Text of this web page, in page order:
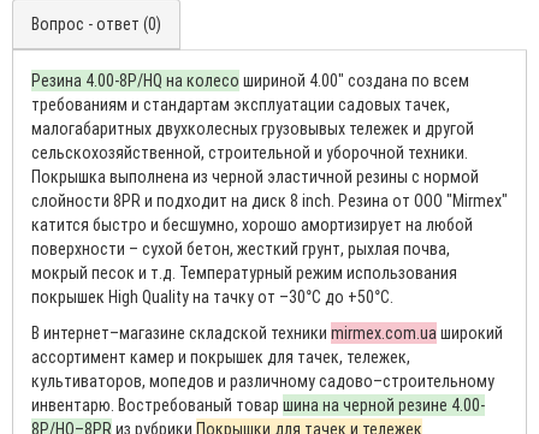
Вопрос - ответ (0)
Резина 4.00-8P/HQ на колесо шириной 4.00″ создана по всем
требованиям и стандартам эксплуатации садовых тачек,
малогабаритных двухколесных грузовывых тележек и другой
сельскохозяйственной, строительной и уборочной техники.
Покрышка выполнена из черной эластичной резины с нормой
слойности 8PR и подходит на диск 8 inch. Резина от ООО "Mirmex"
катится быстро и бесшумно, хорошо амортизирует на любой
поверхности – сухой бетон, жесткий грунт, рыхлая почва,
мокрый песок и т.д. Температурный режим использования
покрышек High Quality на тачку от –30°С до +50°С.
В интернет–магазине складской техники mirmex.com.ua широкий
ассортимент камер и покрышек для тачек, тележек,
культиваторов, мопедов и различному садово–строительному
инвентарю. Востребованый товар шина на черной резине 4.00-
8P/HQ–8PRиз рубрики Покрышки для тачек и тележек